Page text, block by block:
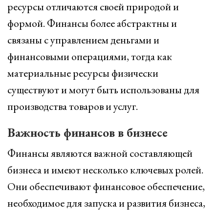
ресурсы отличаются своей природой и
формой. Финансы более абстрактны и
связаны с управлением деньгами и
финансовыми операциями, тогда как
материальные ресурсы физически
существуют и могут быть использованы для
производства товаров и услуг.
Важность финансов в бизнесе
Финансы являются важной составляющей
бизнеса и имеют несколько ключевых ролей.
Они обеспечивают финансовое обеспечение,
необходимое для запуска и развития бизнеса,